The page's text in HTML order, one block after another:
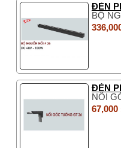
ĐÈN
BỘ
ĐÈN
NỐI
67,000